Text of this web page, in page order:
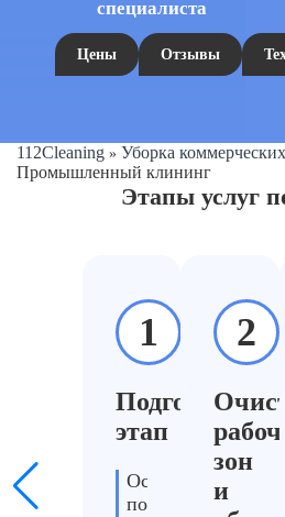
специалиста
Цены Отзывы
112Cleaning » Уборка
Промышленный клининг
Этапы услуг
1
этап
Осмотр
помещения
2
зон
и